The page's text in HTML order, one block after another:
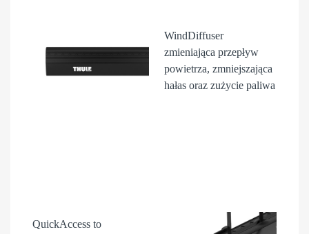
WindDiffuser
zmieniająca przepływ
powietrza, zmniejszająca
hałas oraz zużycie paliwa
QuickAccess to